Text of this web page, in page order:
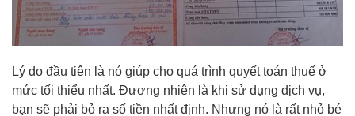
Lý do đầu tiên là nó giúp cho quá trình quyết toán thuế ở
mức tối thiểu nhất. Đương nhiên là khi sử dụng dịch vụ,
bạn sẽ phải bỏ ra số tiền nhất định. Nhưng nó là rất nhỏ bé